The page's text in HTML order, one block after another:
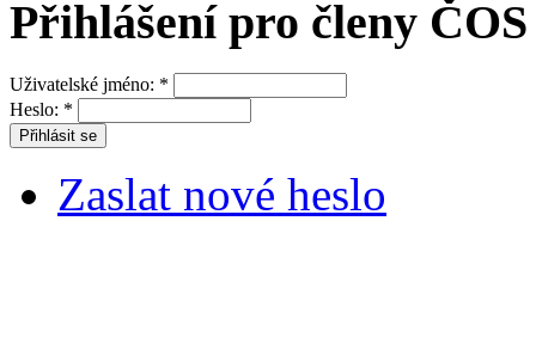
Přihlášení pro členy ČOS
Uživatelské jméno: *
Heslo: *
Zaslat nové heslo